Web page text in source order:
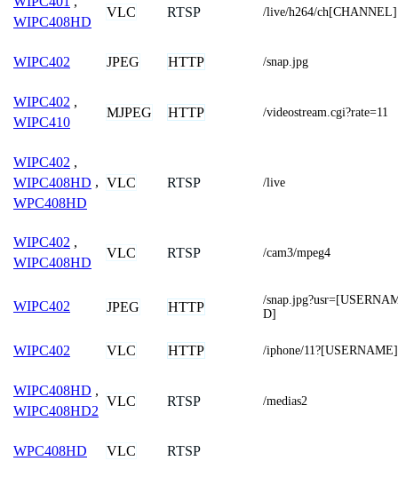
WIPC408HD
VLC RTSP /live/h264/ch[CHANNEL]
WIPC402 JPEG HTTP /snap.jpg
WIPC402 ,
WIPC410
MJPEG HTTP /videostream.cgi?rate=11
WIPC402 ,
WIPC408HD ,
WPC408HD
VLC RTSP /live
WIPC402 ,
WIPC408HD
VLC RTSP /cam3/mpeg4
WIPC402 JPEG HTTP
/
D]
WIPC402 VLC HTTP /iphone/
WIPC408HD ,
WIPC408HD2
VLC RTSP /medias2
WPC408HD VLC RTSP